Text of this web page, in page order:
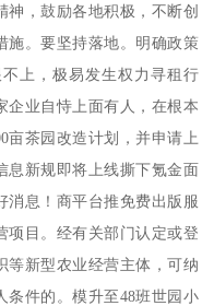
神，鼓励各地积极，不断创
施。要坚持落地。明确政策
上，极易发生权力寻租行
企业自恃上面有人，在根本
亩茶园改造计划，并申请上
息新规即将上线撕下氪金面
消息！商平台推免费出版服
项目。经有关部门认定或登
等新型农业经营主体，可纳
条件的。模升至48班世园小